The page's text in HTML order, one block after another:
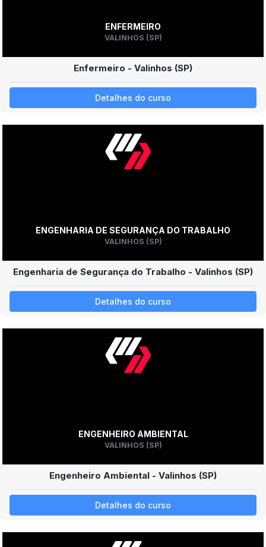
ENFERMEIRO
VALINHOS (SP)
Enfermeiro - Valinhos (SP)
Detalhes do curso
ENGENHARIA DE SEGURANÇA DO TRABALHO
VALINHOS (SP)
Engenharia de Segurança do Trabalho - Valinhos (SP)
Detalhes do curso
ENGENHEIRO AMBIENTAL
VALINHOS (SP)
Engenheiro Ambiental - Valinhos (SP)
Detalhes do curso